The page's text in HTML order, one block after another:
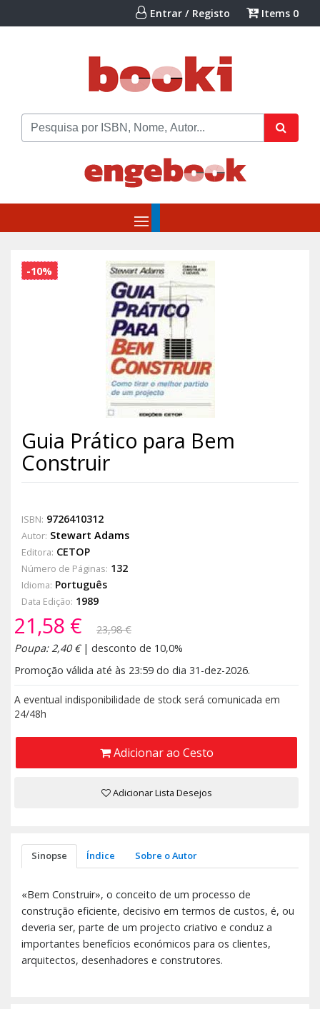
Entrar / Registo Items 0
-10%
Guia Prático para Bem
Construir
ISBN: 9726410312
Autor: Stewart Adams
Editora: CETOP
Número de Páginas: 132
Idioma: Português
Data Edição: 1989
21,58 €
23,98 €
Poupa: 2,40 €| desconto de 10,0%
Promoção válida até às 23:59 do dia 31-dez-2026.
A eventual indisponibilidade de stock será comunicada em
24/48h
Adicionar ao Cesto
Adicionar Lista Desejos
Sinopse Índice Sobre o Autor
«Bem Construir», o conceito de um processo de
construção eficiente, decisivo em termos de custos, é, ou
deveria ser, parte de um projecto criativo e conduz a
importantes benefícios económicos para os clientes,
arquitectos, desenhadores e construtores.